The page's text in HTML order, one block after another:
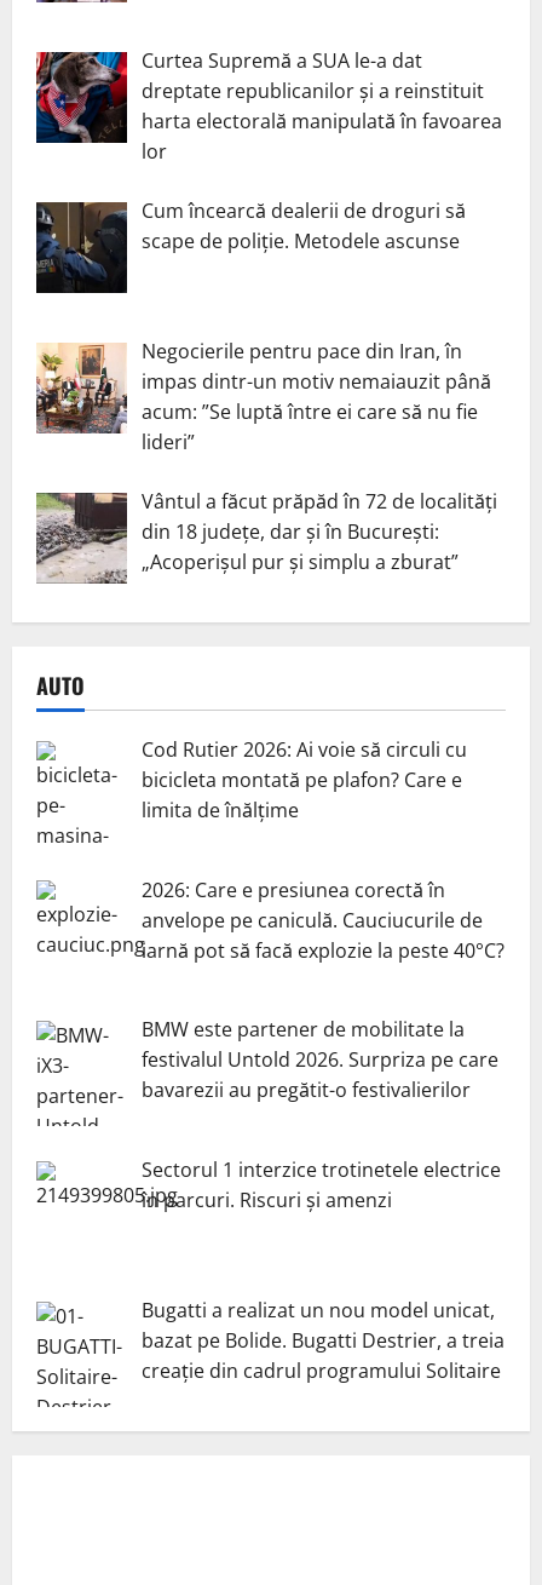
Curtea Supremă a SUA le-a dat
dreptate republicanilor și a reinstituit
harta electorală manipulată în favoarea
lor
Cum încearcă dealerii de droguri să
scape de poliție. Metodele ascunse
Negocierile pentru pace din Iran, în
impas dintr-un motiv nemaiauzit până
acum: ”Se luptă între ei care să nu fie
lideri”
Vântul a făcut prăpăd în 72 de localități
din 18 județe, dar și în București:
„Acoperișul pur și simplu a zburat”
AUTO
Cod Rutier 2026: Ai voie să circuli cu
bicicleta montată pe plafon? Care e
limita de înălțime
2026: Care e presiunea corectă în
anvelope pe caniculă. Cauciucurile de
iarnă pot să facă explozie la peste 40°C?
BMW este partener de mobilitate la
festivalul Untold 2026. Surpriza pe care
bavarezii au pregătit-o festivalierilor
Sectorul 1 interzice trotinetele electrice
în parcuri. Riscuri și amenzi
Bugatti a realizat un nou model unicat,
bazat pe Bolide. Bugatti Destrier, a treia
creație din cadrul programului Solitaire